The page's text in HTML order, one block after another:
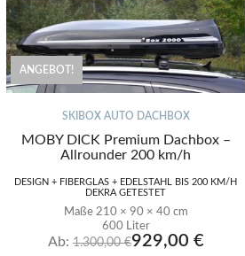
ANGEBOT!
SKIBOX AUTO DACHBOX
MOBY DICK Premium Dachbox –
Allrounder 200 km/h
DESIGN + FIBERGLAS + EDELSTAHL BIS 200 KM/H
DEKRA GETESTET
Maße 210 × 90 × 40 cm
600 Liter
Ab: 1.300,00€929,00 €